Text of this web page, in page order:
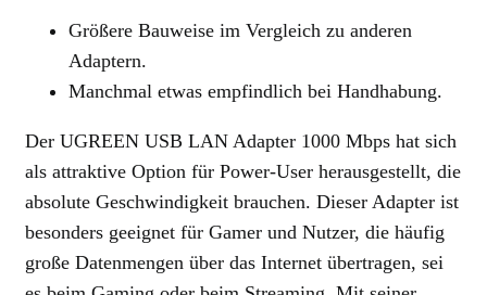
Größere Bauweise im Vergleich zu anderen
Adaptern.
Manchmal etwas empfindlich bei Handhabung.
Der UGREEN USB LAN Adapter 1000 Mbps hat sich
als attraktive Option für Power-User herausgestellt, die
absolute Geschwindigkeit brauchen. Dieser Adapter ist
besonders geeignet für Gamer und Nutzer, die häufig
große Datenmengen über das Internet übertragen, sei